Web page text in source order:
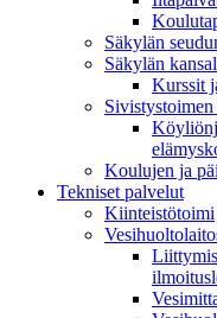
Säkylän
Säkylän
Kurssit
Koulujen ja
Tekniset palvelut
Kiinteistötoimi